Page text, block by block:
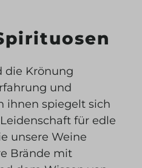
die Krönung
und
ihnen spiegelt sich
für edle
unsere Weine
Brände mit